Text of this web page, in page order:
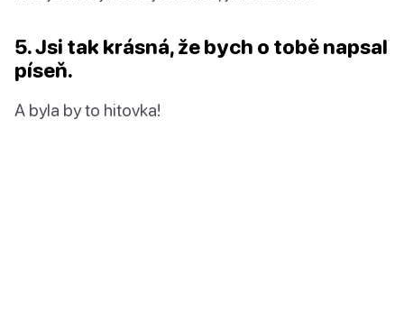
5. Jsi tak krásná, že bych o tobě napsal
píseň.
A byla by to hitovka!